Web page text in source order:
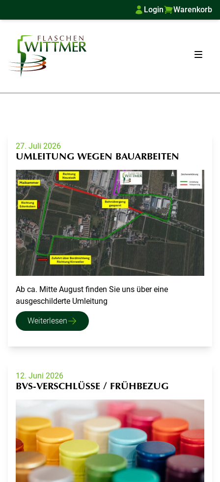
Login Warenkorb
27. Juli 2026
UMLEITUNG WEGEN BAUARBEITEN
Ab ca. Mitte August finden Sie uns über eine
ausgeschilderte Umleitung
Weiterlesen
12. Juni 2026
BVS-VERSCHLÜSSE / FRÜHBEZUG